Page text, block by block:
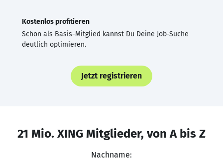
Kostenlos profitieren
Schon als Basis-Mitglied kannst Du Deine Job-Suche
deutlich optimieren.
Jetzt registrieren
21 Mio. XING Mitglieder, von A bis Z
Nachname: